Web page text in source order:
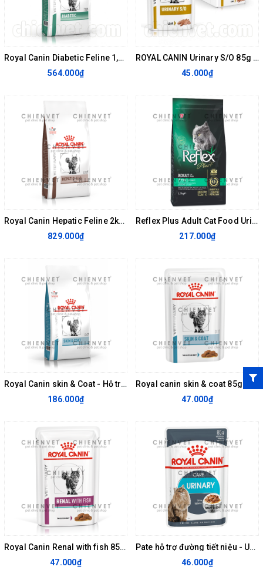
Royal Canin Diabetic Feline 1,5kg - KIỂM SOÁT DINH DƯỠNG CHO MÈO BỊ TIỂU ĐƯỜNG
564.000₫
ROYAL CANIN Urinary S/O 85g - Thức ăn hỗ trợ đường tiết niệu cho mèo
45.000₫
Royal Canin Hepatic Feline 2kg - Thức ăn hỗ trợ chức năng gan cho mèo
829.000₫
Reflex Plus Adult Cat Food Urinary Chicken 1.5kg- Thức ăn hỗ trợ bệnh đường tiết niệu cho mèo
217.000₫
Royal Canin skin & Coat - Hỗ trợ mèo bị viêm da và rụng lông
186.000₫
Royal canin skin & coat 85g - Hỗ trợ mèo bị viêm da và rụng lông
47.000₫
Royal Canin Renal with fish 85g - thức ăn hỗ trợ thận cho mèo
47.000₫
Pate hỗ trợ đường tiết niệu - Urinary Feline Care 85gr
46.000₫